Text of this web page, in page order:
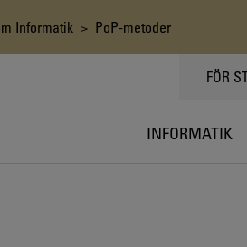
Informatik > PoP-metoder
FÖR
INFORMATIK